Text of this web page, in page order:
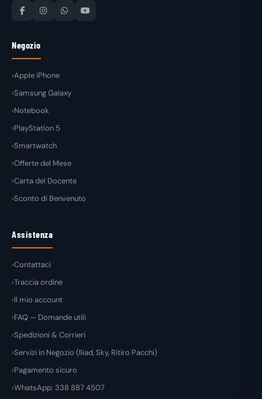
Negozio
Apple iPhone
Samsung Galaxy
Notebook
PlayStation 5
Smartwatch
Offerte del Mese
Carta del Docente
Sconto di Benvenuto
Assistenza
Contattaci
Traccia ordine
Il mio account
FAQ — Domande utili
Spedizioni & Corrieri
Servizi in Negozio (Iliad, Sky, Ritiro Pacchi)
Pagamento sicuro
WhatsApp: 338 887 4507